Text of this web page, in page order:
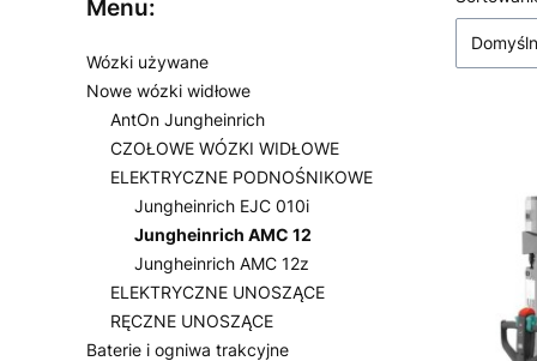
Menu:
Wózki używane
Nowe wózki widłowe
AntOn Jungheinrich
CZOŁOWE WÓZKI WIDŁOWE
ELEKTRYCZNE PODNOŚNIKOWE
Jungheinrich EJC 010i
Jungheinrich AMC 12
Jungheinrich AMC 12z
ELEKTRYCZNE UNOSZĄCE
RĘCZNE UNOSZĄCE
Baterie i ogniwa trakcyjne